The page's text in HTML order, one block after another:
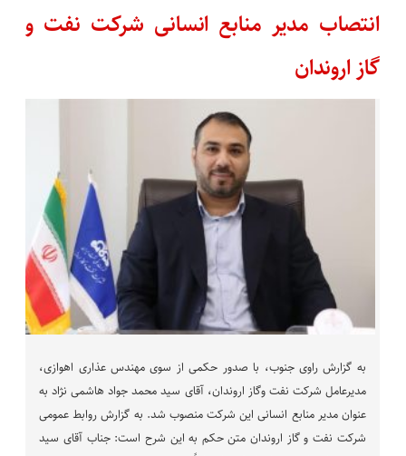
انتصاب مدیر منابع انسانی شرکت نفت و
گاز اروندان
به گزارش راوی جنوب، با صدور حکمی از سوی مهندس عذاری اهوازی،
مدیرعامل شرکت نفت وگاز اروندان، آقای سید محمد جواد هاشمی نژاد به
عنوان مدیر منابع انسانی این شرکت منصوب شد. به گزارش روابط عمومی
شرکت نفت و گاز اروندان متن حکم به این شرح است: جناب آقای سید